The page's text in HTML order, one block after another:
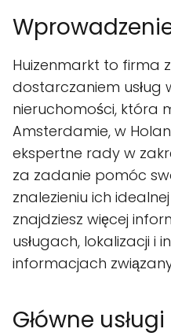
Huizenmarkt to firma
dostarczaniem usług
nieruchomości, która
Amsterdamie, w
ekspertne rady w
za zadanie pomóc
znalezieniu ich
znajdziesz więcej
usługach, lokalizacji i
informacjach
Główne usługi